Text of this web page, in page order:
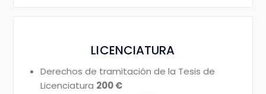
LICENCIATURA
Derechos de tramitación de la Tesis de
Licenciatura 200 €